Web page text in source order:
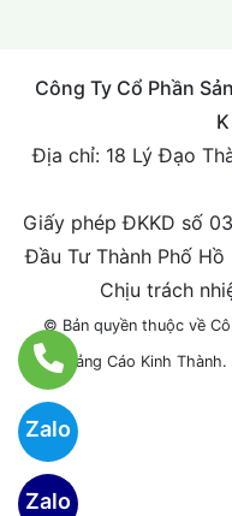
Zalo
Zalo
Công Ty Cổ Phần
Địa chỉ: 18 Lý Đạo
Giấy phép ĐKKD số
Đầu Tư Thành Phố
Chịu trách
© Bản quyền thuộc về
Quảng Cáo Kinh Thành.